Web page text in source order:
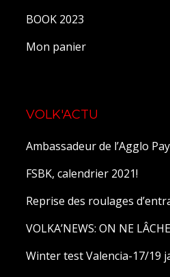
BOOK 2023
Mon panier
VOLK'ACTU
Ambassadeur de l’Agglo
FSBK, calendrier 2021!
Reprise des roulages
VOLKA’NEWS: ON NE
Winter test Valencia-17/19